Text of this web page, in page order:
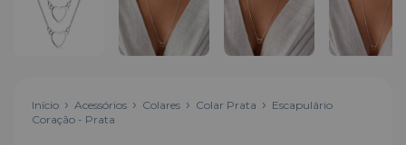
Início Acessórios Colares Colar Prata
Escapulário
Coração - Prata